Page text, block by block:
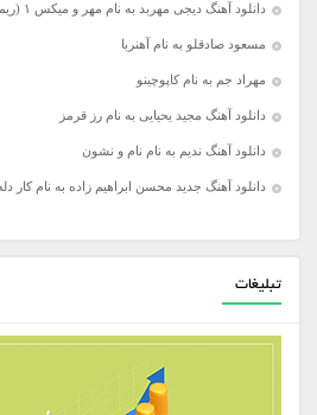
دانلود آهنگ دیجی مهربد به نام مهر و میکس ۱ (ریمیکس)
مسعود صادقلو به نام آهنربا
مهراد جم به نام کاپوچینو
دانلود آهنگ مجید یحیایی به نام رز قرمز
دانلود آهنگ ندیم به نام نام و نشون
دانلود آهنگ جدید محسن ابراهیم زاده به نام کار
تبلیغات